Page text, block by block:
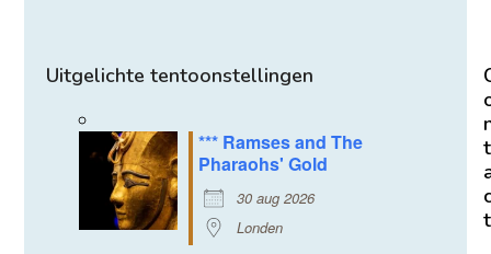
Uitgelichte tentoonstellingen
*** Ramses and The
Pharaohs' Gold
30 aug 2026
Londen
t
t